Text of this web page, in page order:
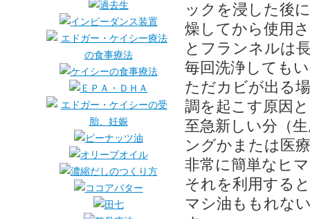
ックを浸した後
燥してから使用
とフランネルは
毎回洗浄しても
ただカビが出る
調を起こす原因
至急新しい分（
ングかまたは医
非常に簡単なヒ
それを利用する
マシ油ももれな